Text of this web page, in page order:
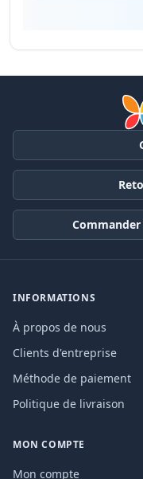
INFORMATIONS
À propos de nous
Clients d'entreprise
Méthode de paiement
Politique de livraison
MON COMPTE
Mon compte